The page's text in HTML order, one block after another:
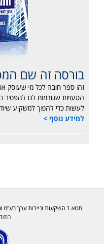
בורסה זה שם
זהו ספר חובה לכל מי שעוסק
הטעויות שגורמות לנו
לעשות כדי להפוך למשקיע
למידע נוסף >
תטא 1 השקעות וניירות ערך